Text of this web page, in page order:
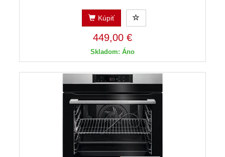
Kúpiť
449,00 €
Skladom: Áno